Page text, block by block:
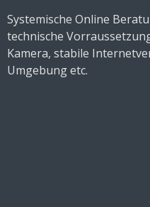
Systemische Online
technische
Kamera, stabile
Umgebung etc.